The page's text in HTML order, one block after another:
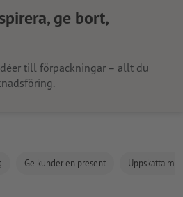
ge bort,
till förpackningar – allt du
Ge kunder en present Uppskatta